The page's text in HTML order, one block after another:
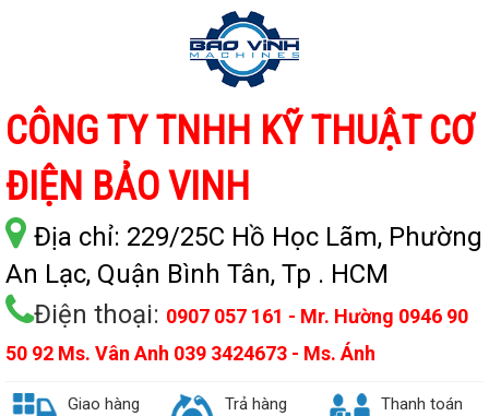
CÔNG TY TNHH KỸ THUẬT CƠ
ĐIỆN BẢO VINH
Địa chỉ: 229/25C Hồ Học Lãm, Phường
An Lạc, Quận Bình Tân, Tp . HCM
Điện thoại: 0907 057 161 - Mr. Hường 0946 90
50 92 Ms. Vân Anh 039 3424673 - Ms. Ánh
Giao hàng
Trả hàng
Thanh toán